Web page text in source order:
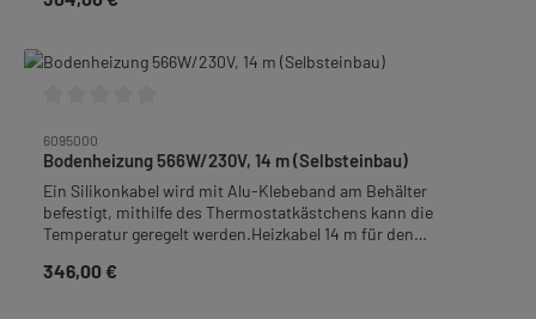
6095000
Bodenheizung 566W/230V, 14 m (Selbsteinbau)
Ein Silikonkabel wird mit Alu-Klebeband am Behälter
befestigt, mithilfe des Thermostatkästchens kann die
Temperatur geregelt werden.Heizkabel 14 m für den
größer 77 cm.Frachtpflichtiges Gewicht: 0,5kg
Regulärer Preis:
346,00 €